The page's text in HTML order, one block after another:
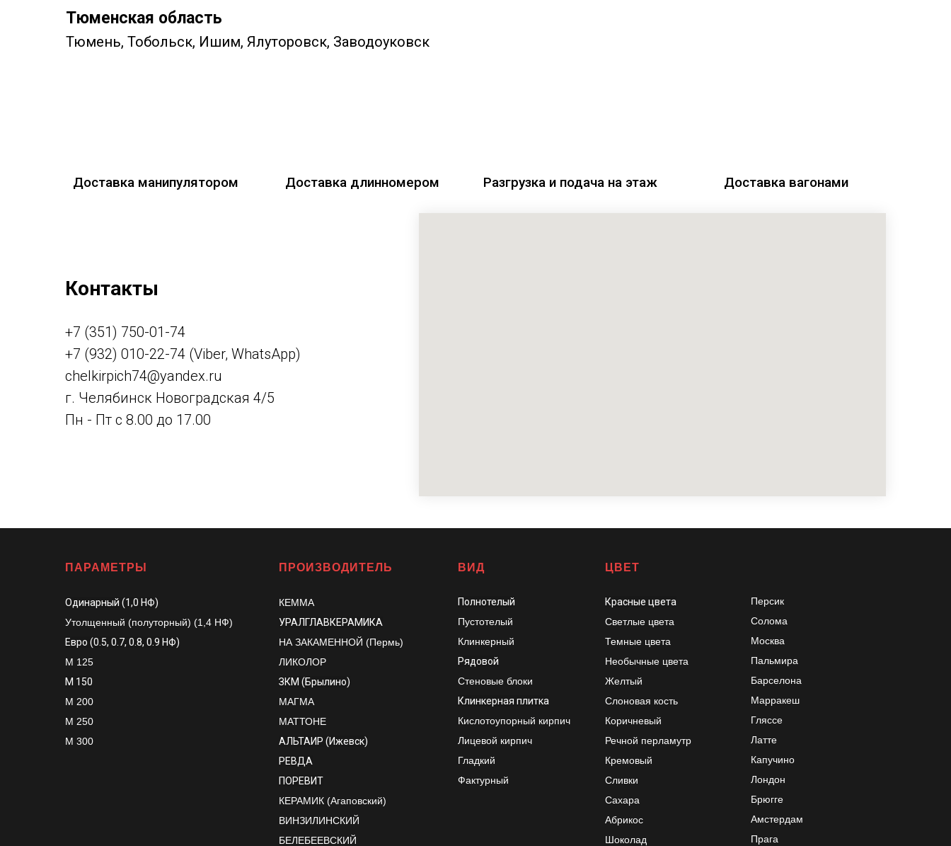
Тюменская область
Тюмень, Тобольск, Ишим, Ялуторовск, Заводоуковск
Доставка манипулятором Доставка длинномером Разгрузка и подача на этаж Доставка вагонами
Контакты
+7 (351) 750-01-74
+7 (932) 010-22-74 (Viber, WhatsApp)
chelkirpich74@yandex.ru
г. Челябинск Новоградская 4/5
Пн - Пт с 8.00 до 17.00
ПАРАМЕТРЫ
Одинарный (1,0 НФ)
Утолщенный (полуторный) (1,4 НФ)
Евро (0.5, 0.7, 0.8, 0.9 НФ)
М 125
М 150
М 200
М 250
М 300
ПРОИЗВОДИТЕЛЬ
КЕММА
УРАЛГЛАВКЕРАМИКА
НА ЗАКАМЕННОЙ (Пермь)
ЛИКОЛОР
ЗКМ (Брылино)
МАГМА
МАТТОНЕ
АЛЬТАИР (Ижевск)
РЕВДА
ПОРЕВИТ
КЕРАМИК (Агаповский)
ВИНЗИЛИНСКИЙ
БЕЛЕБЕЕВСКИЙ
ВИД ЦВЕТ
Красные цвета
Светлые цвета
Темные цвета
Необычные цвета
Желтый
Слоновая кость
Коричневый
Речной перламутр
Кремовый
Сливки
Сахара
Абрикос
Шоколад
Полнотелый
Пустотелый
Клинкерный
Рядовой
Стеновые блоки
Клинкерная плитка
Кислотоупорный кирпич
Лицевой кирпич
Гладкий
Фактурный
Персик
Солома
Москва
Пальмира
Барселона
Марракеш
Гляссе
Латте
Капучино
Лондон
Брюгге
Амстердам
Прага